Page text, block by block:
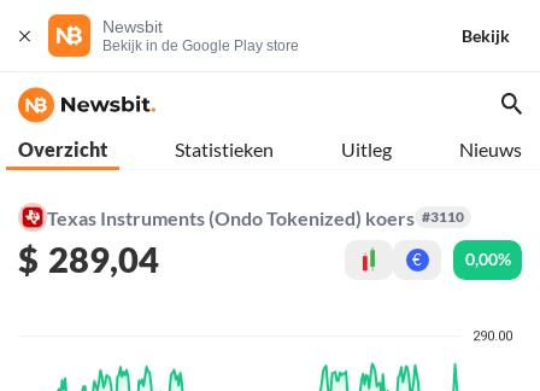
Newsbit
Bekijk in de Google Play store
Bekijk
Overzicht Statistieken Uitleg Nieuws
Texas Instruments (Ondo Tokenized) koers #3110
$ 289,04 € 0,00%